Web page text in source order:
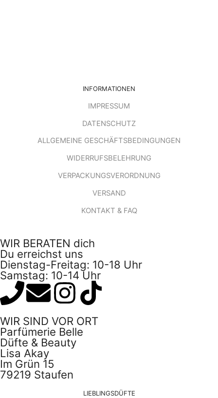
INFORMATIONEN
IMPRESSUM
DATENSCHUTZ
ALLGEMEINE GESCHÄFTSBEDINGUNGEN
WIDERRUFSBELEHRUNG
VERPACKUNGSVERORDNUNG
VERSAND
KONTAKT & FAQ
WIR BERATEN dich
Du erreichst uns
Dienstag-Freitag: 10-18 Uhr
Samstag: 10-14 Uhr
WIR SIND VOR ORT
Parfümerie Belle
Düfte & Beauty
Lisa Akay
Im Grün 15
79219 Staufen
LIEBLINGSDÜFTE